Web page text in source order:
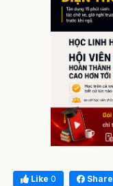
Like 0 Share